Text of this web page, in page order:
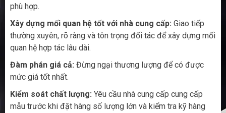
phù hợp.
Xây dựng mối quan hệ tốt với nhà cung cấp: Giao tiếp
thường xuyên, rõ ràng và tôn trọng đối tác để xây dựng mối
quan hệ hợp tác lâu dài.
Đàm phán giá cả: Đừng ngại thương lượng để có được
mức giá tốt nhất.
Kiểm soát chất lượng: Yêu cầu nhà cung cấp cung cấp
mẫu trước khi đặt hàng số lượng lớn và kiểm tra kỹ hàng